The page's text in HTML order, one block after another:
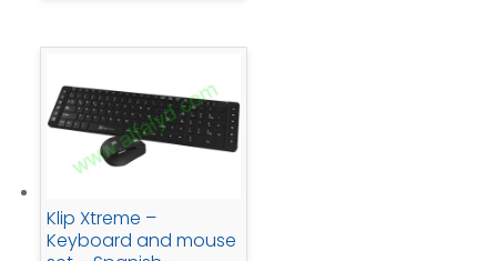
Klip Xtreme –
Keyboard and mouse